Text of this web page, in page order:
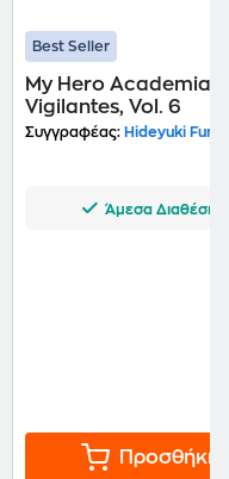
Best Seller
My Hero Academia-
Vigilantes, Vol. 6
Συγγραφέας: Hideyuki
Άμεσα Διαθέσιμο
Προσθήκη